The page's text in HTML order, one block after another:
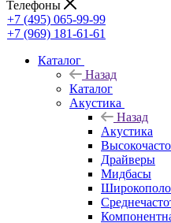
Телефоны
+7 (495) 065-99-99
+7 (969) 181-61-61
Каталог
Назад
Каталог
Акустика
Назад
Акустика
Драйверы
Мидбасы